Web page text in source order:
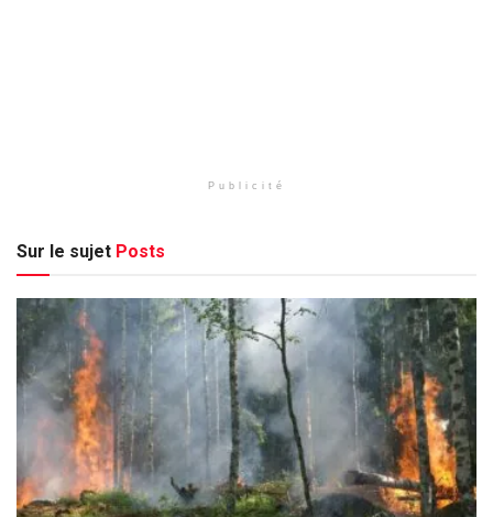
Publicité
Sur le sujet Posts